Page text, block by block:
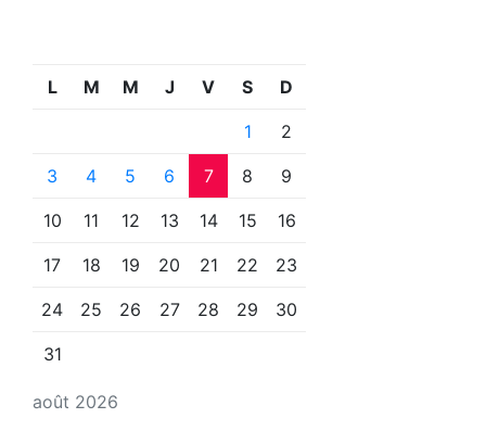
août 2026
L M M J V S D
1 2
3 4 5 6 7 8 9
10 11 12 13 14 15 16
17 18 19 20 21 22 23
24 25 26 27 28 29 30
31